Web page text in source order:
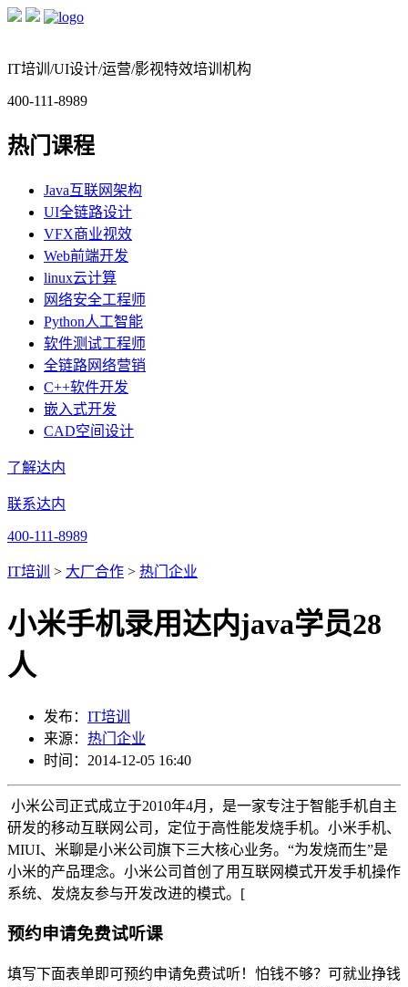
IT培训/UI设计/运营/影视特效培训机构
400-111-8989
热门课程
Java互联网架构
UI全链路设计
VFX商业视效
Web前端开发
linux云计算
网络安全工程师
Python人工智能
软件测试工程师
全链路网络营销
C++软件开发
嵌入式开发
CAD空间设计
了解达内
联系达内
400-111-8989
IT培训 > 大厂合作 > 热门企业
小米手机录用达内java学员28
人
发布： IT培训
来源： 热门企业
时间：2014-12-05 16:40
小米公司正式成立于2010年4月，是一家专注于智能手机自主
研发的移动互联网公司，定位于高性能发烧手机。小米手机、
MIUI、米聊是小米公司旗下三大核心业务。“为发烧而生”是
小米的产品理念。小米公司首创了用互联网模式开发手机操作
系统、发烧友参与开发改进的模式。[
预约申请免费试听课
填写下面表单即可预约申请免费试听！怕钱不够？可就业挣钱